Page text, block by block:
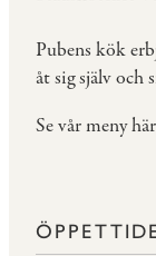
Pubens kök
åt sig själv och
Se vår meny